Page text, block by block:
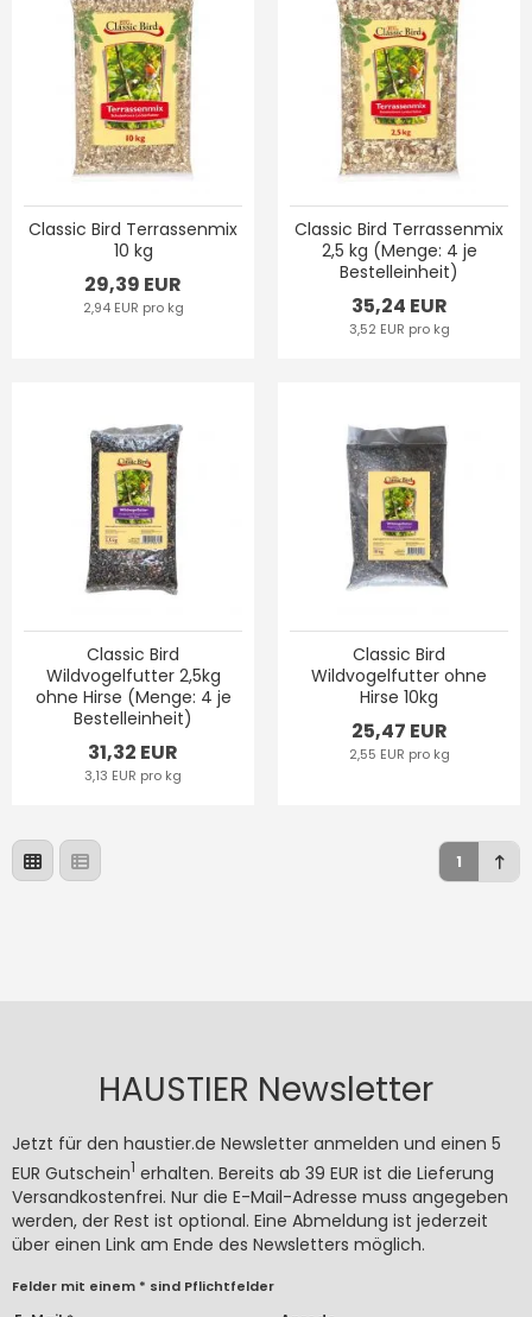
Classic Bird Terrassenmix
10 kg
29,39 EUR
2,94 EUR pro kg
Classic Bird Terrassenmix
2,5 kg (Menge: 4 je
Bestelleinheit)
35,24 EUR
3,52 EUR pro kg
Classic Bird
Wildvogelfutter 2,5kg
ohne Hirse (Menge: 4 je
Bestelleinheit)
31,32 EUR
3,13 EUR pro kg
Classic Bird
Wildvogelfutter ohne
Hirse 10kg
25,47 EUR
2,55 EUR pro kg
1
HAUSTIER Newsletter
Jetzt für den haustier.de Newsletter anmelden und einen 5
EUR Gutschein1 erhalten. Bereits ab 39 EUR ist die Lieferung
Versandkostenfrei. Nur die E-Mail-Adresse muss angegeben
werden, der Rest ist optional. Eine Abmeldung ist jederzeit
über einen Link am Ende des Newsletters möglich.
Felder mit einem * sind Pflichtfelder